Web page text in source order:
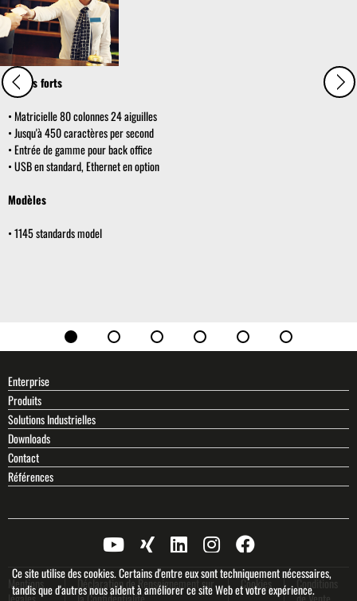
Points forts
• Matricielle 80 colonnes 24 aiguilles
• Jusqu'à 450 caractères per second
• Entrée de gamme pour back office
• USB en standard, Ethernet en option
Modèles
• 1145 standards model
Enterprise
Produits
Solutions Industrielles
Downloads
Contact
Références
Mentions
Déclaration de Renseignement sur
Cookies
Conditions
Ce site utilise des cookies. Certains d'entre eux sont techniquement nécessaires,
tandis que d'autres nous aident à améliorer ce site Web et votre expérience.